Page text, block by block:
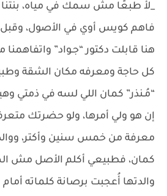
_لأ طبعًا مش سمك في مياه، بنتنا
فاهم كويس أوي في الأصول،
هنا قابلت دكتور “جـواد”
كل حاجة ومعرفه مكان الشقة
“مُـنذر” كمان اللي لسه في ذمتي
إن هو ولي أمرها، ولو حضرتك
معرفة من خمس سنين وأكتر،
كمان، فطبيعي أكلم الأصل مش
والدتها أُعجبت برصانة كلماته أمام